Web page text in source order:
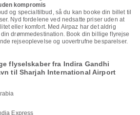
kompromis
og specialtilbud, så du kan booke din billet til
Nyd fordelene ved nedsatte priser uden at
eller komfort. Med Airpaz har det aldrig
drømmedestination. Book din billige flyrejse
rejseoplevelse og uovertrufne besparelser.
flyselskaber fra Indira Gandhi
til Sharjah International Airport
Express